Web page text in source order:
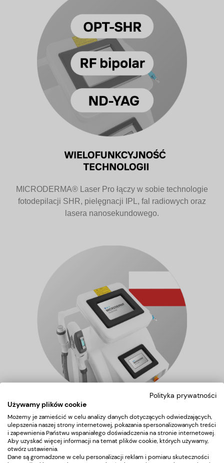
MICRODERMA® Laser Pro łączy w sobie technologie
fotodepilacji SHR, pielęgnacji IPL, fal radiowych oraz
lasera nanosekundowego.
Urządzenie MICRODERMA® Laser Pro dostępne jest
w polskiej wersji językowej.
Polityka prywatności
Używamy plików cookie
Możemy je zamieścić w celu analizy danych dotyczących odwiedzających,
ulepszenia naszej strony internetowej, pokazania spersonalizowanych treści
i zapewnienia Państwu wspaniałego doświadczenia na stronie internetowej.
Aby uzyskać więcej informacji na temat plików cookie, których używamy,
otwórz ustawienia.
Dane są gromadzone w celu personalizacji reklam i pomiaru skuteczności